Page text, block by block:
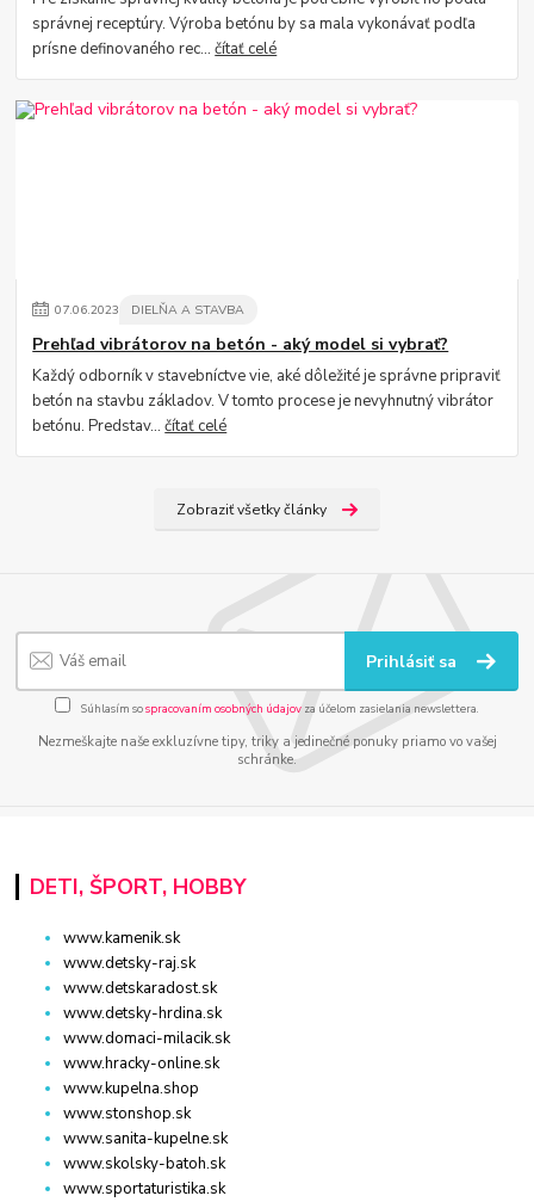
správnej receptúry. Výroba betónu by sa mala vykonávať podľa
prísne definovaného rec...čítať celé
07.06.2023 DIELŇA A STAVBA
Prehľad vibrátorov na betón - aký model si vybrať?
Každý odborník v stavebníctve vie, aké dôležité je správne pripraviť
betón na stavbu základov. V tomto procese je nevyhnutný vibrátor
betónu. Predstav...čítať celé
Zobraziť všetky články
Prihlásiť sa
Súhlasím sospracovaním osobných údajov za účelom zasielania newslettera.
Nezmeškajte naše exkluzívne tipy, triky a jedinečné ponuky priamo vo vašej
schránke.
DETI, ŠPORT, HOBBY
www.kamenik.sk
www.detsky-raj.sk
www.detskaradost.sk
www.detsky-hrdina.sk
www.domaci-milacik.sk
www.hracky-online.sk
www.kupelna.shop
www.stonshop.sk
www.sanita-kupelne.sk
www.skolsky-batoh.sk
www.sportaturistika.sk